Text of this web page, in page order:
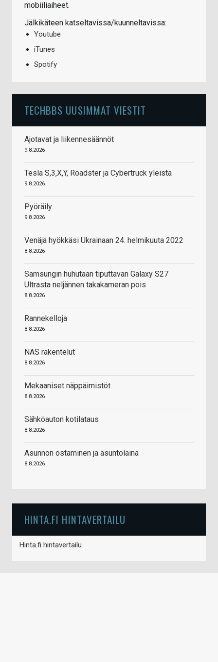
mobiiliaiheet.
Jälkikäteen katseltavissa/kuunneltavissa:
Youtube
iTunes
Spotify
TECHBBS UUSIMMAT VIESTIT
Ajotavat ja liikennesäännöt
9.8.2026
Tesla S,3,X,Y, Roadster ja Cybertruck yleistä
9.8.2026
Pyöräily
9.8.2026
Venäjä hyökkäsi Ukrainaan 24. helmikuuta 2022
8.8.2026
Samsungin huhutaan tiputtavan Galaxy S27
Ultrasta neljännen takakameran pois
8.8.2026
Rannekelloja
8.8.2026
NAS rakentelut
8.8.2026
Mekaaniset näppäimistöt
8.8.2026
Sähköauton kotilataus
8.8.2026
Asunnon ostaminen ja asuntolaina
8.8.2026
HINTA.FI HINTAVERTAILU
Hinta.fi hintavertailu